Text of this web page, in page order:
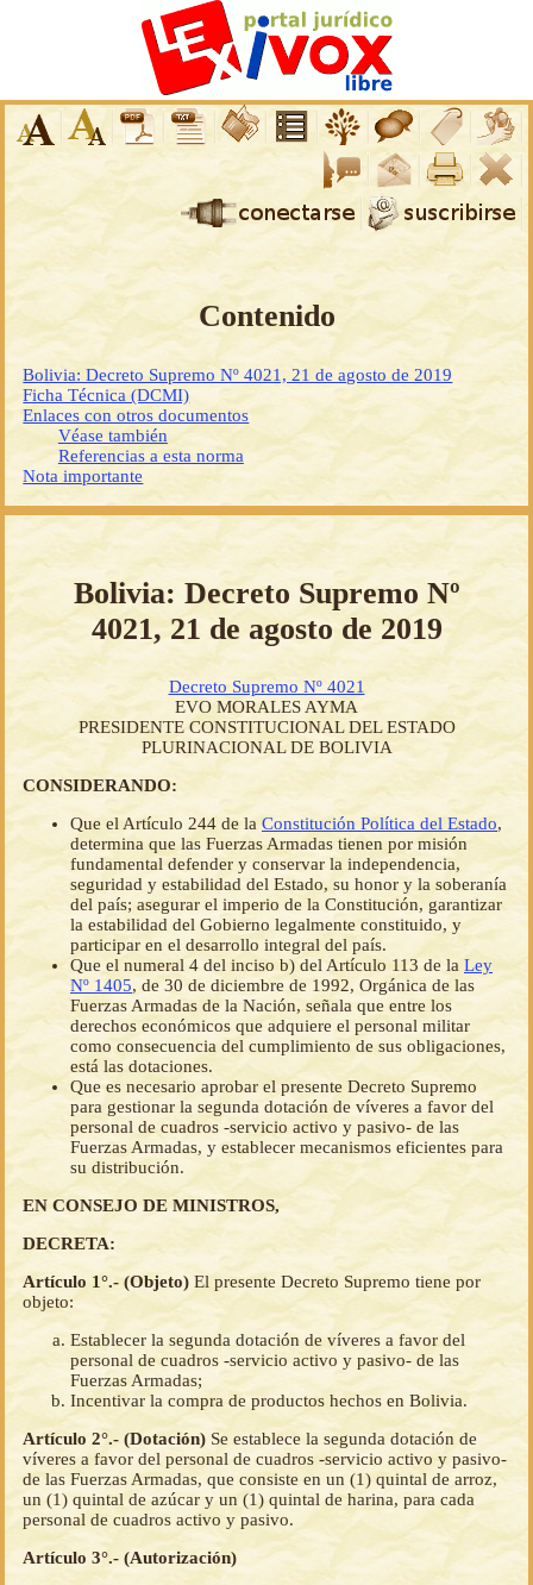
Contenido
Bolivia: Decreto Supremo Nº 4021, 21 de agosto de 2019
Ficha Técnica (DCMI)
Enlaces con otros documentos
Véase también
Referencias a esta norma
Nota importante
Bolivia: Decreto Supremo Nº
4021, 21 de agosto de 2019
Decreto Supremo Nº 4021
EVO MORALES AYMA
PRESIDENTE CONSTITUCIONAL DEL ESTADO
PLURINACIONAL DE BOLIVIA
CONSIDERANDO:
Que el Artículo 244 de la Constitución Política del Estado,
determina que las Fuerzas Armadas tienen por misión
fundamental defender y conservar la independencia,
seguridad y estabilidad del Estado, su honor y la soberanía
del país; asegurar el imperio de la Constitución, garantizar
la estabilidad del Gobierno legalmente constituido, y
participar en el desarrollo integral del país.
Que el numeral 4 del inciso b) del Artículo 113 de la Ley
Nº 1405, de 30 de diciembre de 1992, Orgánica de las
Fuerzas Armadas de la Nación, señala que entre los
derechos económicos que adquiere el personal militar
como consecuencia del cumplimiento de sus obligaciones,
está las dotaciones.
Que es necesario aprobar el presente Decreto Supremo
para gestionar la segunda dotación de víveres a favor del
personal de cuadros -servicio activo y pasivo- de las
Fuerzas Armadas, y establecer mecanismos eficientes para
su distribución.
EN CONSEJO DE MINISTROS,
DECRETA:
Artículo 1°.- (Objeto) El presente Decreto Supremo tiene por
objeto:
Establecer la segunda dotación de víveres a favor del
personal de cuadros -servicio activo y pasivo- de las
Fuerzas Armadas;
Incentivar la compra de productos hechos en Bolivia.
Artículo 2°.- (Dotación) Se establece la segunda dotación de
víveres a favor del personal de cuadros -servicio activo y pasivo-
de las Fuerzas Armadas, que consiste en un (1) quintal de arroz,
un (1) quintal de azúcar y un (1) quintal de harina, para cada
personal de cuadros activo y pasivo.
Artículo 3°.- (Autorización)